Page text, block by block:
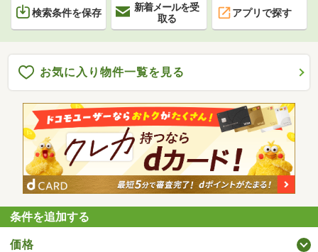
検索条件を保存
新着メールを受
取る
アプリで探す
お気に入り物件一覧を見る
条件を追加する
価格